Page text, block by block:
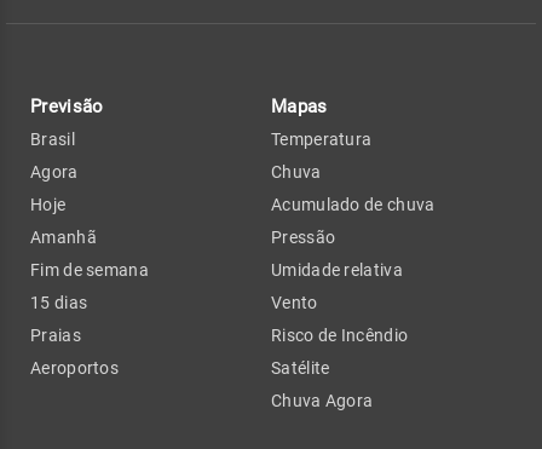
Previsão
Brasil
Agora
Hoje
Amanhã
Fim de semana
15 dias
Praias
Aeroportos
Mapas
Temperatura
Chuva
Acumulado de chuva
Pressão
Umidade relativa
Vento
Risco de Incêndio
Satélite
Chuva Agora